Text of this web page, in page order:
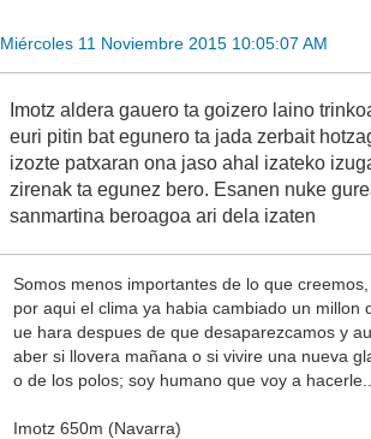
Miércoles 11 Noviembre 2015 10:05:07 AM
Imotz aldera gauero ta goizero laino
euri pitin bat egunero ta jada zerbait
izozte patxaran ona jaso ahal izateko
zirenak ta egunez bero. Esanen nuke
sanmartina beroagoa ari dela izaten
Somos menos importantes de lo que
por aqui el clima ya habia cambiado un millon
ue hara despues de que desaparezcamos y
aber si llovera mañana o si vivire una nueva
o de los polos; soy humano que voy a hacerle...
Imotz 650m (Navarra)